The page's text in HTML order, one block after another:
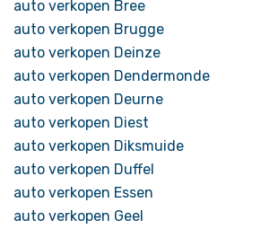
auto verkopen Bree
auto verkopen Brugge
auto verkopen Deinze
auto verkopen Dendermonde
auto verkopen Deurne
auto verkopen Diest
auto verkopen Diksmuide
auto verkopen Duffel
auto verkopen Essen
auto verkopen Geel